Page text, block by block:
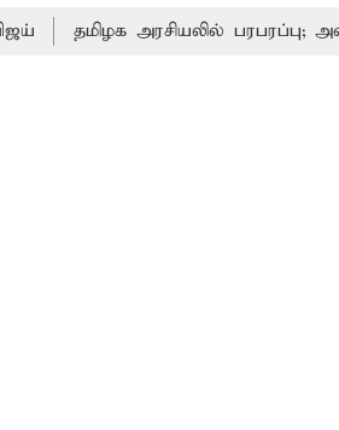
அரசியலில் பரபரப்பு; அமைச்சர்